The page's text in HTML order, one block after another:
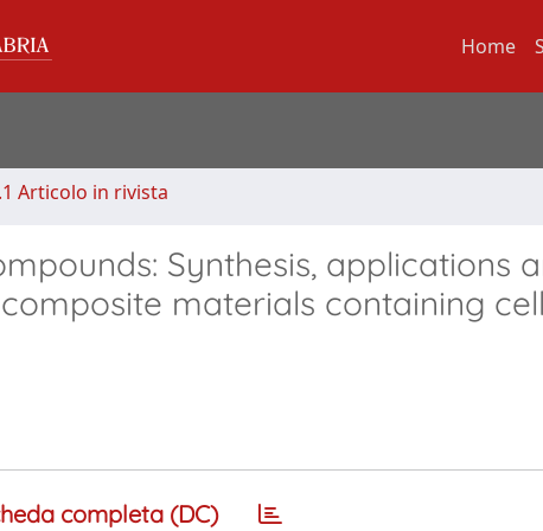
Home
Articolo in rivista
Synthesis, applications
materials containing
completa (DC)